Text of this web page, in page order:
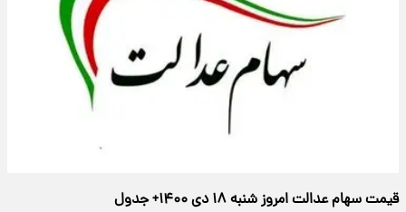
قیمت سهام عدالت امروز شنبه ۱۸ دی ۱۴۰۰+ جدول